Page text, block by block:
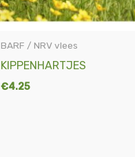
BARF / NRV vlees
KIPPENHARTJES
€4.25